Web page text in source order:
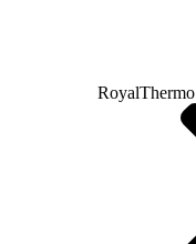
RoyalThermo